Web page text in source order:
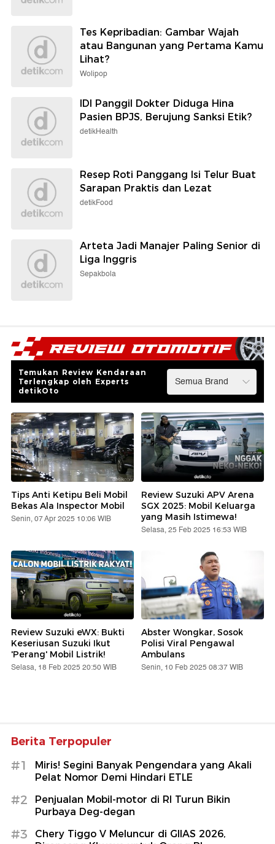
Tes Kepribadian: Gambar Wajah
atau Bangunan yang Pertama Kamu
Lihat?
Wolipop
IDI Panggil Dokter Diduga Hina
Pasien BPJS, Berujung Sanksi Etik?
detikHealth
Resep Roti Panggang Isi Telur Buat
Sarapan Praktis dan Lezat
detikFood
Arteta Jadi Manajer Paling Senior di
Liga Inggris
Sepakbola
Temukan Review Kendaraan
Terlengkap oleh Experts
detikOto
Tips Anti Ketipu Beli Mobil
Bekas Ala Inspector Mobil
Senin, 07 Apr 2025 10:06 WIB
Review Suzuki APV Arena
SGX 2025: Mobil Keluarga
yang Masih Istimewa!
Selasa, 25 Feb 2025 16:53 WIB
Review Suzuki eWX: Bukti
Keseriusan Suzuki Ikut
'Perang' Mobil Listrik!
Selasa, 18 Feb 2025 20:50 WIB
Abster Wongkar, Sosok
Polisi Viral Pengawal
Ambulans
Senin, 10 Feb 2025 08:37 WIB
Berita Terpopuler
#1
Miris! Segini Banyak Pengendara yang Akali
Pelat Nomor Demi Hindari ETLE
#2
Penjualan Mobil-motor di RI Turun Bikin
Purbaya Deg-degan
#3
Chery Tiggo V Meluncur di GIIAS 2026,